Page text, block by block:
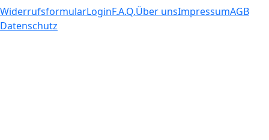
WiderrufsformularLoginF.A.Q.Über unsImpressumAGB
Datenschutz